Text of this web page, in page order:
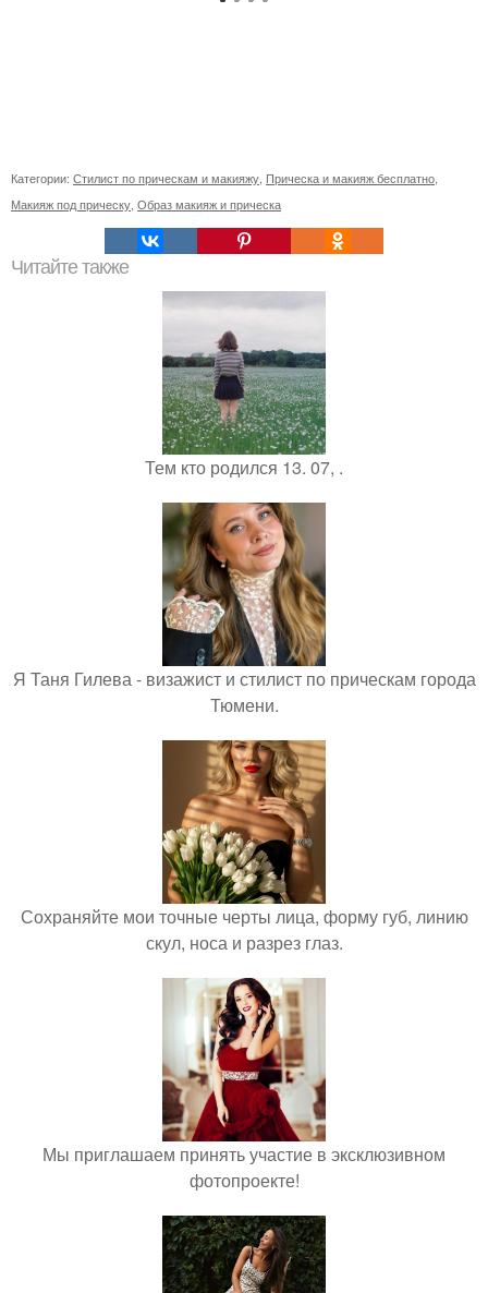
Категории: Стилист по прическам и макияжу Прическа и макияж бесплатно
Макияж под прическу Образ макияж и прическа
Читайте также
Тем кто родился 13. 07, .
Я Таня Гилева - визажист и стилист по прическам города
Тюмени.
Сохраняйте мои точные черты лица, форму губ, линию
скул, носа и разрез глаз.
Мы приглашаем принять участие в эксклюзивном
фотопроекте!